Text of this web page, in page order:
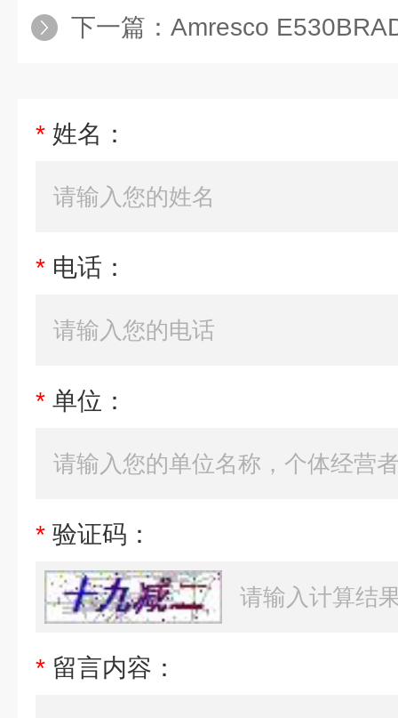
下一篇： Amresco
* 姓名：
* 电话：
* 单位：
* 验证码：
* 留言内容：